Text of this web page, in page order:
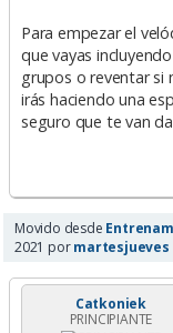
j
e
Para empezar el
que vayas
grupos o reventar si
irás haciendo una
seguro que te van
Movido desde
2021 pormartesjueves
Catkoniek
PRINCIPIANTE